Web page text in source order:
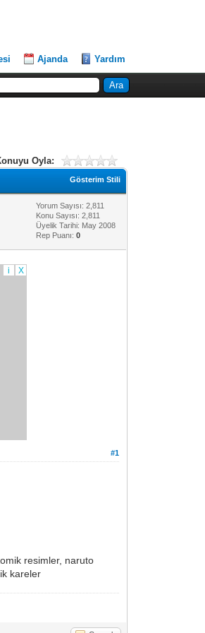
Ajanda Yardım
Oyla:
Gösterim Stili
Yorum Sayısı: 2,811
Konu Sayısı: 2,811
Üyelik Tarihi: May 2008
Rep Puanı:0
X
i
#1
resimler, naruto
kareler